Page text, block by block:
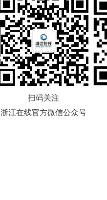
扫码关注
浙江在线官方微信公众号